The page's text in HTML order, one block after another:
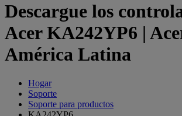
Descargue los
Acer KA242YP6 |
América Latina
Hogar
Soporte
Soporte para productos